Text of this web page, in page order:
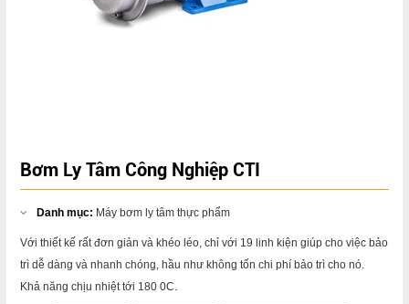
Bơm Ly Tâm Công Nghiệp CTI
Danh mục: Máy bơm ly tâm thực phẩm
Với thiết kế rất đơn giản và khéo léo, chỉ với 19 linh kiện giúp cho việc bảo
trì dễ dàng và nhanh chóng, hầu như không tốn chi phí bảo trì cho nó.
Khả năng chịu nhiệt tới 180 0C